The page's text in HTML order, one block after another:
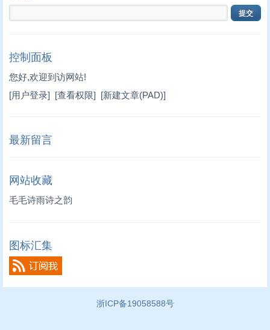
控制面板
您好,欢迎到访网站!
[用户登录] [查看权限] [新建文章(PAD)]
最新留言
网站收藏
毛毛诗雨诗之韵
图标汇集
浙ICP备19058588号